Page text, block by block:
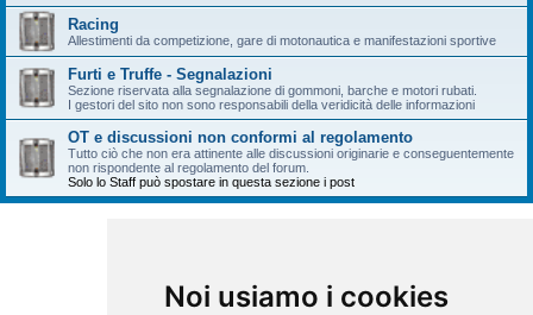
Noi usiamo i cookies
Racing
Allestimenti da competizione, gare di motonautica e manifestazioni sportive
Furti e Truffe - Segnalazioni
Sezione riservata alla segnalazione di gommoni, barche e motori rubati.
I gestori del sito non sono responsabili della veridicità delle informazioni
OT e discussioni non conformi al regolamento
Tutto ciò che non era attinente alle discussioni originarie e conseguentemente
non rispondente al regolamento del forum.
Solo lo Staff può spostare in questa sezione i post